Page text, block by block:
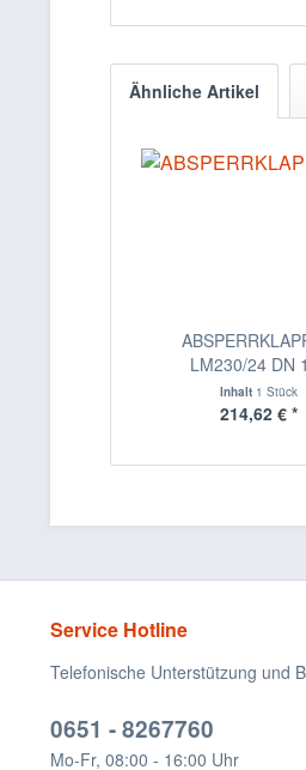
Ähnliche Artikel
LM230/24 DN
Inhalt 1 Stück
214,62 € *
Service Hotline
Telefonische Unterstützung und
0651 - 8267760
Mo-Fr, 08:00 - 16:00 Uhr